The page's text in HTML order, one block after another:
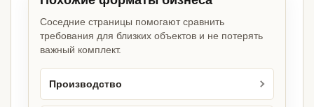
Соседние страницы помогают сравнить
требования для близких объектов и не потерять
важный комплект.
Производство